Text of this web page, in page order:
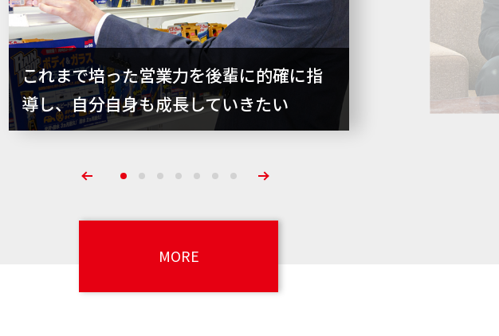
これまで培った営業力を後輩に的確に指
導し、自分自身も成長していきたい
MORE